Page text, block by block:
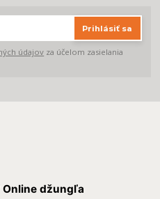
Prihlásiť sa
údajov za účelom zasielania